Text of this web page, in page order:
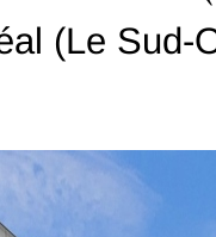
(Le Sud-